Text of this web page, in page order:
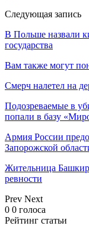
Следующая запись
В Польше назвали
государства
Вам также могут
Смерч налетел на
Подозреваемые в
попали в базу
Армия России
Запорожской
Жительница
ревности
Prev Next
0 0 голоса
Рейтинг статьи